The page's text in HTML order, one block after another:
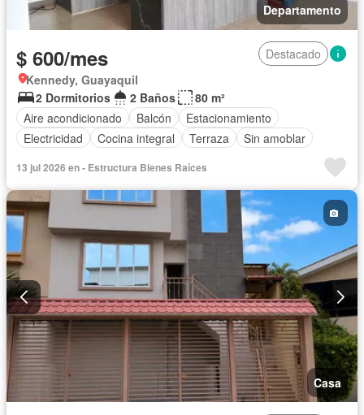
Departamento
$ 600/mes
Destacado
Kennedy, Guayaquil
2 Dormitorios
2 Baños
80 m²
Aire acondicionado
Balcón
Estacionamiento
Electricidad
Cocina integral Terraza Sin amoblar
13 jul 2026 en - Estructura Bienes Raíces
Casa